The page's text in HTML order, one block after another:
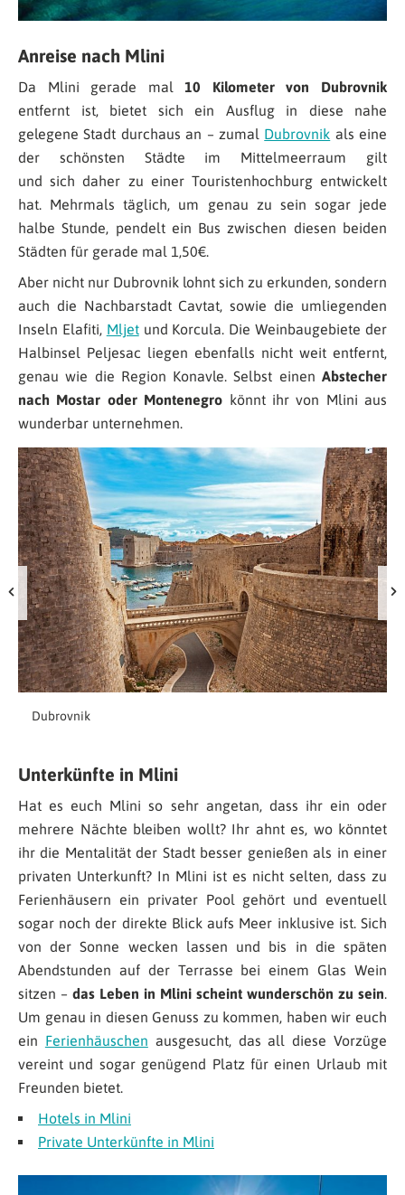
Anreise nach Mlini
Da Mlini gerade mal10 Kilometer von Dubrovnik
entfernt ist, bietet sich ein Ausflug in diese nahe
gelegene Stadt durchaus an – zumal Dubrovnik als eine
der schönsten Städte im Mittelmeerraum gilt
und sich daher zu einer Touristenhochburg entwickelt
hat. Mehrmals täglich, um genau zu sein sogar jede
halbe Stunde, pendelt ein Bus zwischen diesen beiden
Städten für gerade mal 1,50€.
Aber nicht nur Dubrovnik lohnt sich zu erkunden, sondern
auch die Nachbarstadt Cavtat, sowie die umliegenden
Inseln Elafiti, Mljetund Korcula. Die Weinbaugebiete der
Halbinsel Peljesac liegen ebenfalls nicht weit entfernt,
genau wie die Region Konavle. Selbst einen Abstecher
nach Mostar oder Montenegro könnt ihr von Mlini aus
wunderbar unternehmen.
Dubrovnik
Unterkünfte in Mlini
Hat es euch Mlini so sehr angetan, dass ihr ein oder
mehrere Nächte bleiben wollt? Ihr ahnt es, wo könntet
ihr die Mentalität der Stadt besser genießen als in einer
privaten Unterkunft? In Mlini ist es nicht selten, dass zu
Ferienhäusern ein privater Pool gehört und eventuell
sogar noch der direkte Blick aufs Meer inklusive ist. Sich
von der Sonne wecken lassen und bis in die späten
Abendstunden auf der Terrasse bei einem Glas Wein
sitzen – das Leben in Mlini scheint wunderschön zu sein.
Um genau in diesen Genuss zu kommen, haben wir euch
ein Ferienhäuschen ausgesucht, das all diese Vorzüge
vereint und sogar genügend Platz für einen Urlaub mit
Freunden bietet.
Hotels in Mlini
Private Unterkünfte in Mlini